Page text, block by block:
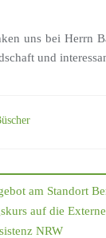
uns bei Herrn
und
am Standort
auf die
NRW